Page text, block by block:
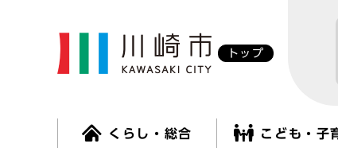
トップ
くらし・総合 こども・子